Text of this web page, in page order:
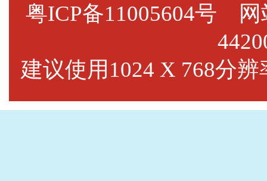
粤ICP备11005604号 网
建议使用1024 X 768分